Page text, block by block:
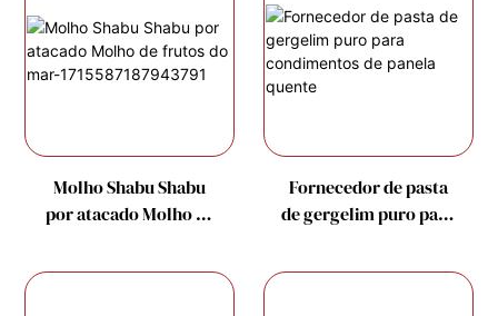
Molho Shabu Shabu
por atacado Molho de
1715587187943791
Fornecedor de pasta
de gergelim puro para
panela quente